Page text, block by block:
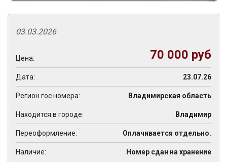
03.03.2026
Цена: 70 000 руб
Дата: 23.07.26
Регион гос номера: Владимирская область
Находится в городе: Владимир
Переоформление: Оплачивается отдельно.
Наличие: Номер сдан на хранение